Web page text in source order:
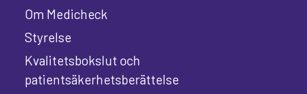
Om Medicheck
Styrelse
Kvalitetsbokslut och
patientsäkerhetsberättelse